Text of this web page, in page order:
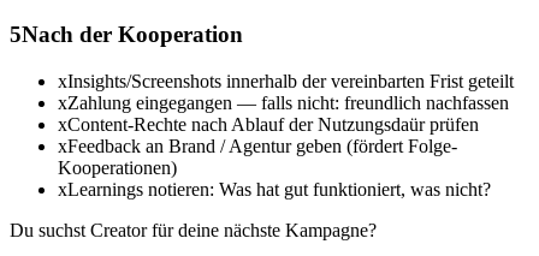
5Nach der Kooperation
xInsights/Screenshots innerhalb der vereinbarten Frist geteilt
xZahlung eingegangen — falls nicht: freundlich nachfassen
xContent-Rechte nach Ablauf der Nutzungsdaür prüfen
xFeedback an Brand / Agentur geben (fördert Folge-
Kooperationen)
xLearnings notieren: Was hat gut funktioniert, was nicht?
Du suchst Creator für deine nächste Kampagne?